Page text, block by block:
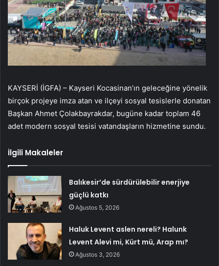
KAYSERİ (İGFA) – Kayseri Kocasinan’ın geleceğine yönelik
birçok projeye imza atan ve ilçeyi sosyal tesislerle donatan
Başkan Ahmet Çolakbayrakdar, bugüne kadar toplam 46
adet modern sosyal tesisi vatandaşların hizmetine sundu.
İlgili Makaleler
Balıkesir’de sürdürülebilir enerjiye
güçlü katkı
Ağustos 5, 2026
Haluk Levent aslen nereli? Halunk
Levent Alevi mi, Kürt mü, Arap mı?
Ağustos 3, 2026